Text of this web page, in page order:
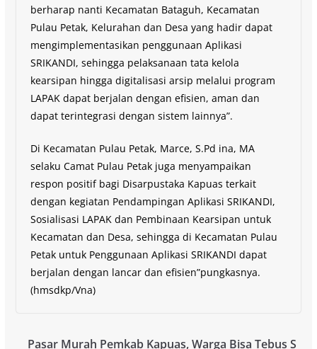
berharap nanti Kecamatan Bataguh, Kecamatan
Pulau Petak, Kelurahan dan Desa yang hadir dapat
mengimplementasikan penggunaan Aplikasi
SRIKANDI, sehingga pelaksanaan tata kelola
kearsipan hingga digitalisasi arsip melalui program
LAPAK dapat berjalan dengan efisien, aman dan
dapat terintegrasi dengan sistem lainnya”.
Di Kecamatan Pulau Petak, Marce, S.Pd ina, MA
selaku Camat Pulau Petak juga menyampaikan
respon positif bagi Disarpustaka Kapuas terkait
dengan kegiatan Pendampingan Aplikasi SRIKANDI,
Sosialisasi LAPAK dan Pembinaan Kearsipan untuk
Kecamatan dan Desa, sehingga di Kecamatan Pulau
Petak untuk Penggunaan Aplikasi SRIKANDI dapat
berjalan dengan lancar dan efisien”pungkasnya.
(hmsdkp/Vna)
Pasar Murah Pemkab Kapuas, Warga Bisa Tebus S